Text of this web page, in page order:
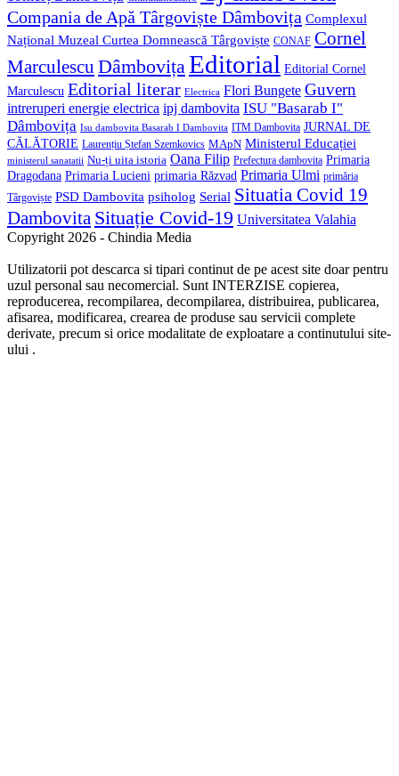
Compania de Apă Târgoviște Dâmbovița Complexul
Național Muzeal Curtea Domnească Târgoviște CONAF Cornel
Marculescu DâmbovițaEditorial Editorial Cornel
Marculescu Editorial literar Electrica Flori Bungete Guvern
intreruperi energie electrica ipj dambovita ISU "Basarab I"
Dâmbovița Isu dambovita Basarab I Dambovita ITM Dambovita JURNAL DE
CĂLĂTORIE Laurențiu Ștefan Szemkovics MApN Ministerul Educației
ministerul sanatatii Nu-ți uita istoria Oana Filip Prefectura dambovita Primaria
Dragodana Primaria Lucieni primaria Răzvad Primaria Ulmi primăria
Târgoviște PSD Dambovita psiholog Serial Situatia Covid 19
Dambovita Situație Covid-19 Universitatea Valahia
Copyright 2026 - Chindia Media
Utilizatorii pot descarca si tipari continut de pe acest site doar pentru
uzul personal sau necomercial. Sunt INTERZISE copierea,
reproducerea, recompilarea, decompilarea, distribuirea, publicarea,
afisarea, modificarea, crearea de produse sau servicii complete
derivate, precum si orice modalitate de exploatare a continutului site-
ului .